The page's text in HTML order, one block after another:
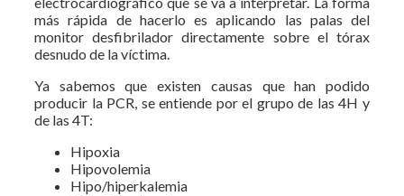
más rápida de hacerlo es aplicando las palas del
monitor desfibrilador directamente sobre el tórax
desnudo de la víctima.
Ya sabemos que existen causas que han podido
producir la PCR, se entiende por el grupo de las 4H y
de las 4T:
Hipoxia
Hipovolemia
Hipo/hiperkalemia